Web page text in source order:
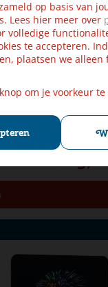
op basis van
Lees hier meer over
volledige
te accepteren.
plaatsen we alleen
om je voorkeur te
(grey, variety) - 32